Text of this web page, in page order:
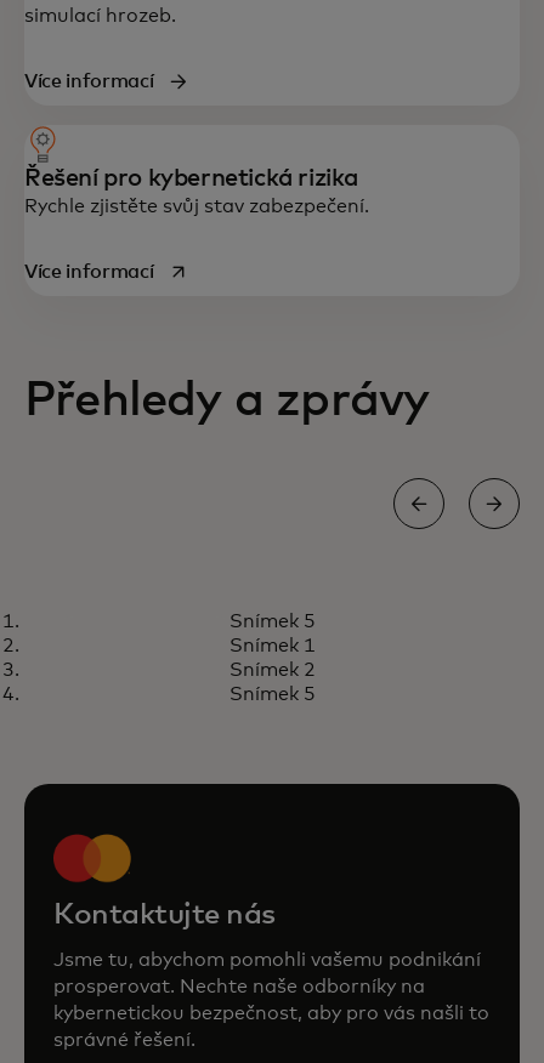
simulací hrozeb.
Více informací
Řešení pro kybernetická rizika
Rychle zjistěte svůj stav zabezpečení.
Více informacíopens in a new tab
Přehledy a zprávy
Budování proaktivní
kybernetické bezpečnosti a
prevence podvodů
Snímek 5
Snímek 1
Snímek 2
Snímek 5
Kontaktujte nás
Jsme tu, abychom pomohli vašemu podnikání
prosperovat. Nechte naše odborníky na
kybernetickou bezpečnost, aby pro vás našli to
správné řešení.